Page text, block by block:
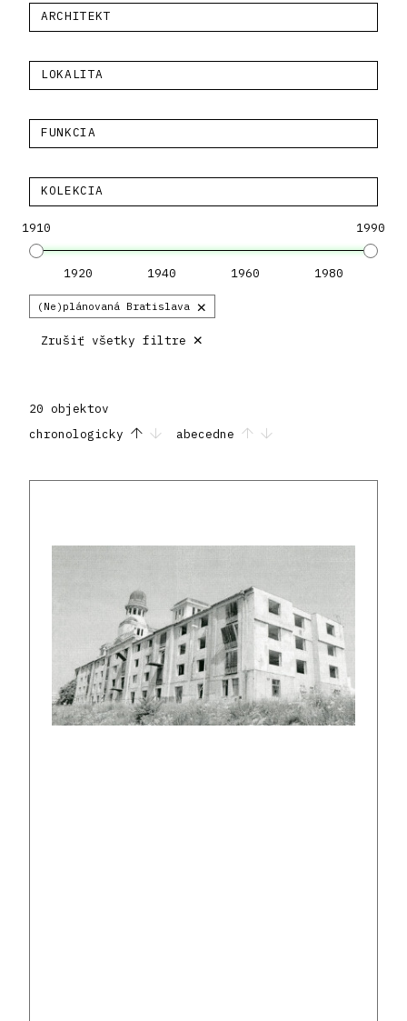
ARCHITEKT
LOKALITA
FUNKCIA
KOLEKCIA
1910 1990
1920 1940 1960 1980
(Ne)plánovaná Bratislava ×
Zrušiť všetky filtre ×
20 objektov
chronologicky
abecedne